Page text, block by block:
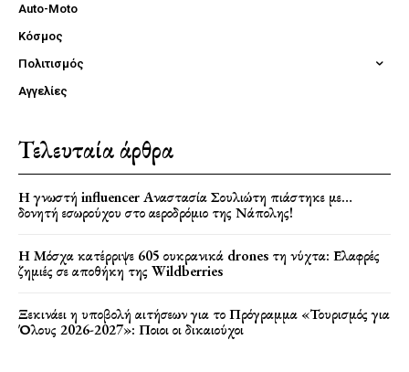
Auto-Moto
Κόσμος
Πολιτισμός
Αγγελίες
Τελευταία άρθρα
Η γνωστή influencer Αναστασία Σουλιώτη πιάστηκε με…
δονητή εσωρούχου στο αεροδρόμιο της Νάπολης!
Η Μόσχα κατέρριψε 605 ουκρανικά drones τη νύχτα: Ελαφρές
ζημιές σε αποθήκη της Wildberries
Ξεκινάει η υποβολή αιτήσεων για το Πρόγραμμα «Τουρισμός για
Όλους 2026-2027»: Ποιοι οι δικαιούχοι